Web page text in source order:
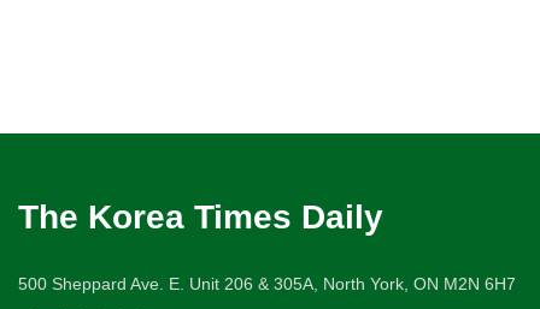
The Korea Times Daily
500 Sheppard Ave. E. Unit 206 & 305A, North York, ON M2N 6H7